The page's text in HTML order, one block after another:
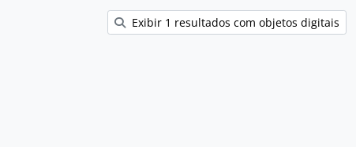
Exibir 1 resultados com objetos digitais